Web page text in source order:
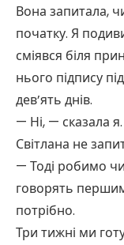
Вона запитала,
початку. Я
сміявся біля
нього підпису
дев’ять днів.
— Ні, — сказала
Світлана не
— Тоді робимо
говорять
потрібно.
Три тижні ми